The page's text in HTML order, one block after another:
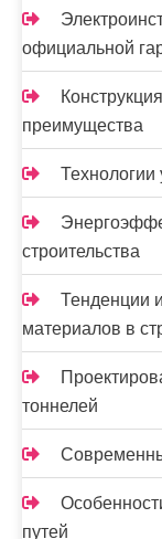
официальной
преимущества
строительства
Тенденции
материалов в
тоннелей
путей